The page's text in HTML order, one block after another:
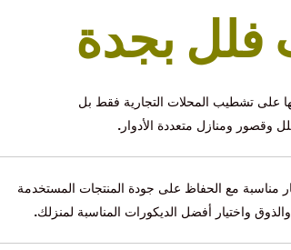
بجدة
على تشطيب المحلات التجارية فقط بل
وقصور ومنازل متعددة الأدوار.
مناسبة مع الحفاظ على جودة المنتجات المستخدمة
واختيار أفضل الديكورات المناسبة لمنزلك.